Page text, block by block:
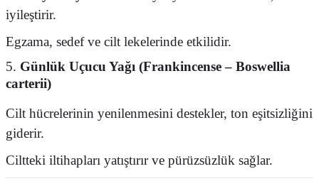
iyileştirir.
Egzama, sedef ve cilt lekelerinde etkilidir.
5. Günlük Uçucu Yağı (Frankincense – Boswellia
carterii)
Cilt hücrelerinin yenilenmesini destekler, ton eşitsizliğini
giderir.
Ciltteki iltihapları yatıştırır ve pürüzsüzlük sağlar.